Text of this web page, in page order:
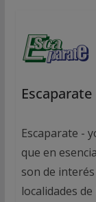
Escaparate
Escaparate -
que en
son de
localidades